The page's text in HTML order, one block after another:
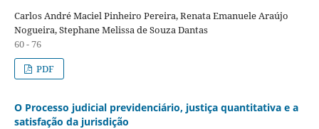
Carlos André Maciel Pinheiro Pereira, Renata Emanuele Araújo
Nogueira, Stephane Melissa de Souza Dantas
60 - 76
PDF
O Processo judicial previdenciário, justiça quantitativa e a
satisfação da jurisdição